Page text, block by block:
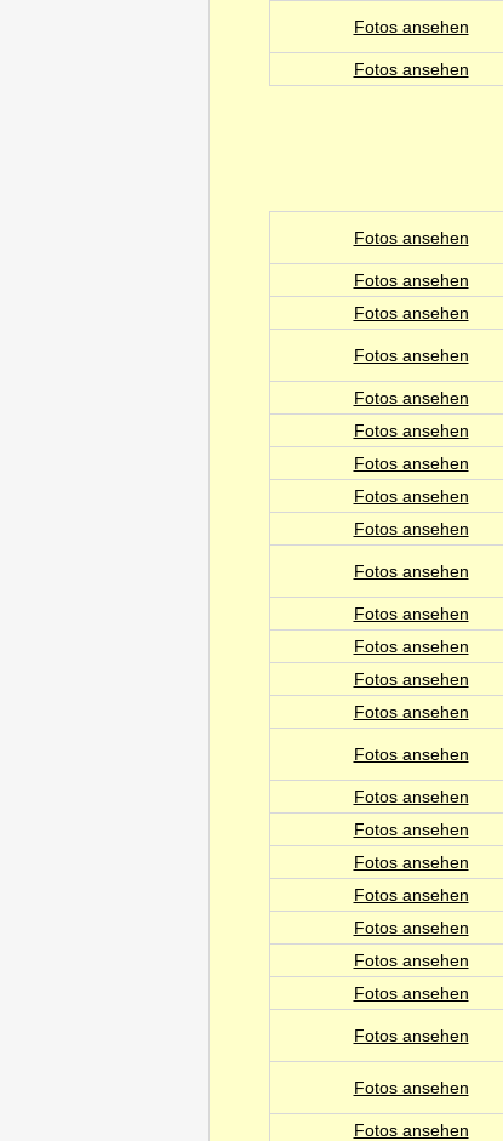
Fotos ansehen
Fotos ansehen
Fotos ansehen
Fotos ansehen
Fotos ansehen
Fotos ansehen
Fotos ansehen
Fotos ansehen
Fotos ansehen
Fotos ansehen
Fotos ansehen
Fotos ansehen
Fotos ansehen
Fotos ansehen
Fotos ansehen
Fotos ansehen
Fotos ansehen
Fotos ansehen
Fotos ansehen
Fotos ansehen
Fotos ansehen
Fotos ansehen
Fotos ansehen
Fotos ansehen
Fotos ansehen
Fotos ansehen
Fotos ansehen